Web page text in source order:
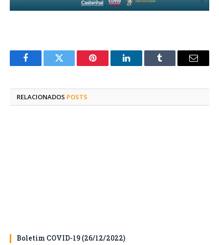
FacebookTwitter Pinterest O
Tumblr
E-
RELACIONADOS POSTS
Boletim COVID-19 (26/12/2022)